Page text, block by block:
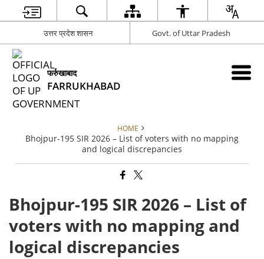
उत्तर प्रदेश शासन Govt. of Uttar Pradesh
फर्रुखाबाद
FARRUKHABAD
HOME
Bhojpur-195 SIR 2026 – List of voters with no mapping
and logical discrepancies
Bhojpur-195 SIR 2026 – List of
voters with no mapping and
logical discrepancies